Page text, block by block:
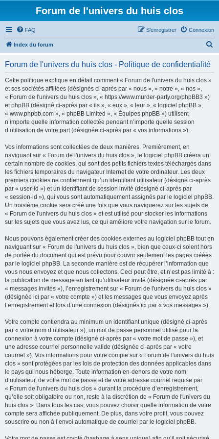
Forum de l'univers du huis clos
FAQ Connexion
S’enregistrer
Index du forum
Forum de l'univers du huis clos - Politique de confidentialité
Cette politique explique en détail comment « Forum de l'univers du huis clos »
et ses sociétés affiliées (désignés ci-après par « nous », « notre », « nos »,
« Forum de l'univers du huis clos », « https://www.murder-party.org/phpBB3 »)
et phpBB (désigné ci-après par « ils », « eux », « leur », « logiciel phpBB »,
« www.phpbb.com », « phpBB Limited », « Équipes phpBB ») utilisent
n’importe quelle information collectée pendant n’importe quelle session
d’utilisation de votre part (désignée ci-après par « vos informations »).
Vos informations sont collectées de deux manières. Premièrement, en
naviguant sur « Forum de l'univers du huis clos », le logiciel phpBB créera un
certain nombre de cookies, qui sont des petits fichiers textes téléchargés dans
les fichiers temporaires du navigateur Internet de votre ordinateur. Les deux
premiers cookies ne contiennent qu’un identifiant utilisateur (désigné ci-après
par « user-id ») et un identifiant de session invité (désigné ci-après par
« session-id »), qui vous sont automatiquement assignés par le logiciel phpBB.
Un troisième cookie sera créé une fois que vous naviguerez sur les sujets de
« Forum de l'univers du huis clos » et est utilisé pour stocker les informations
sur les sujets que vous avez lus, ce qui améliore votre navigation sur le forum.
Nous pouvons également créer des cookies externes au logiciel phpBB tout en
naviguant sur « Forum de l'univers du huis clos », bien que ceux-ci soient hors
de portée du document qui est prévu pour couvrir seulement les pages créées
par le logiciel phpBB. La seconde manière est de récupérer l’information que
vous nous envoyez et que nous collectons. Ceci peut être, et n’est pas limité à :
la publication de message en tant qu’utilisateur invité (désignée ci-après par
« messages invités »), l’enregistrement sur « Forum de l'univers du huis clos »
(désignée ici par « votre compte ») et les messages que vous envoyez après
l’enregistrement et lors d’une connexion (désignés ici par « vos messages »).
Votre compte contiendra au minimum un identifiant unique (désigné ci-après
par « votre nom d’utilisateur »), un mot de passe personnel utilisé pour la
connexion à votre compte (désigné ci-après par « votre mot de passe »), et
une adresse courriel personnelle valide (désignée ci-après par « votre
courriel »). Vos informations pour votre compte sur « Forum de l'univers du huis
clos » sont protégées par les lois de protection des données applicables dans
le pays qui nous héberge. Toute information en-dehors de votre nom
d’utilisateur, de votre mot de passe et de votre adresse courriel requise par
« Forum de l'univers du huis clos » durant la procédure d’enregistrement,
qu’elle soit obligatoire ou non, reste à la discrétion de « Forum de l'univers du
huis clos ». Dans tous les cas, vous pouvez choisir quelle information de votre
compte sera affichée publiquement. De plus, dans votre profil, vous pouvez
souscrire ou non à l’envoi automatique de courriel par le logiciel phpBB.